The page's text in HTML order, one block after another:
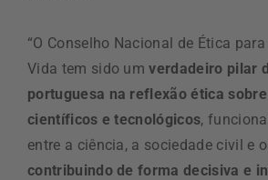
“O Conselho Nacional de Ética
Vida tem sido umverdadeiro pilar
portuguesa na reflexão ética
científicos e tecnológicos,
entre a ciência, a sociedade civil e
contribuindo de forma decisiva e